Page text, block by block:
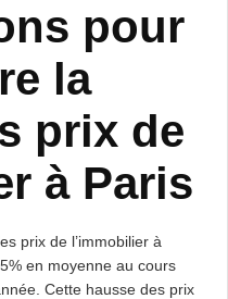
pour
la
prix de
à Paris
prix de l’immobilier à
en moyenne au cours
Cette hausse des prix